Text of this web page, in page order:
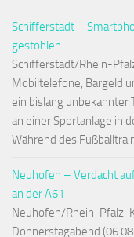
Schifferstadt –
gestohlen
Schifferstadt/Rhein-
Mobiltelefone, Bargeld
ein bislang unbekannter
an einer Sportanlage in
Während des
Neuhofen – Verdacht
an der A61
Neuhofen/Rhein-Pfalz-
Donnerstagabend